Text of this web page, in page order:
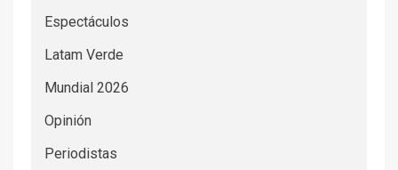
Espectáculos
Latam Verde
Mundial 2026
Opinión
Periodistas